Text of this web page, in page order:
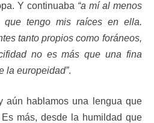
Y continuaba “a mí al menos
que tengo mis raíces en ella.
tanto propios como foráneos,
no es más que una fina
la europeidad”.
aún hablamos una lengua que
más, desde la humildad que